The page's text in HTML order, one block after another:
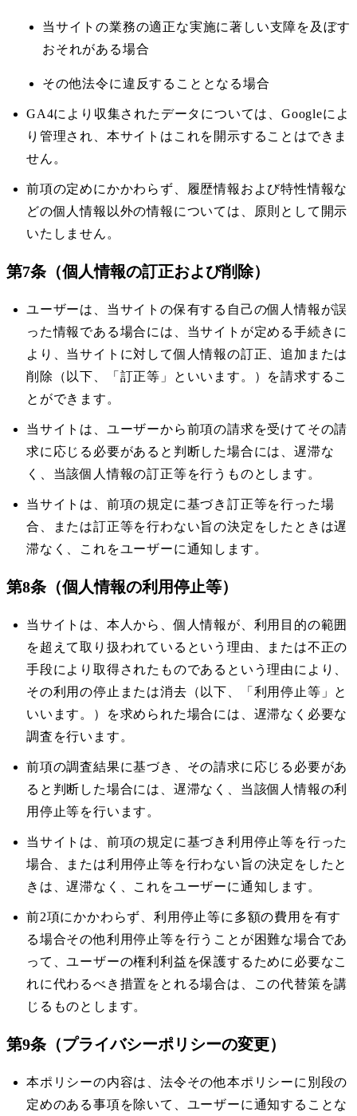
当サイトの業務の適正な実施に著しい支障を及ぼす
おそれがある場合
その他法令に違反することとなる場合
GA4により収集されたデータについては、Googleによ
り管理され、本サイトはこれを開示することはできま
せん。
前項の定めにかかわらず、履歴情報および特性情報な
どの個人情報以外の情報については、原則として開示
いたしません。
第7条（個人情報の訂正および削除）
ユーザーは、当サイトの保有する自己の個人情報が誤
った情報である場合には、当サイトが定める手続きに
より、当サイトに対して個人情報の訂正、追加または
削除（以下、「訂正等」といいます。）を請求するこ
とができます。
当サイトは、ユーザーから前項の請求を受けてその請
求に応じる必要があると判断した場合には、遅滞な
く、当該個人情報の訂正等を行うものとします。
当サイトは、前項の規定に基づき訂正等を行った場
合、または訂正等を行わない旨の決定をしたときは遅
滞なく、これをユーザーに通知します。
第8条（個人情報の利用停止等）
当サイトは、本人から、個人情報が、利用目的の範囲
を超えて取り扱われているという理由、または不正の
手段により取得されたものであるという理由により、
その利用の停止または消去（以下、「利用停止等」と
いいます。）を求められた場合には、遅滞なく必要な
調査を行います。
前項の調査結果に基づき、その請求に応じる必要があ
ると判断した場合には、遅滞なく、当該個人情報の利
用停止等を行います。
当サイトは、前項の規定に基づき利用停止等を行った
場合、または利用停止等を行わない旨の決定をしたと
きは、遅滞なく、これをユーザーに通知します。
前2項にかかわらず、利用停止等に多額の費用を有す
る場合その他利用停止等を行うことが困難な場合であ
って、ユーザーの権利利益を保護するために必要なこ
れに代わるべき措置をとれる場合は、この代替策を講
じるものとします。
第9条（プライバシーポリシーの変更）
本ポリシーの内容は、法令その他本ポリシーに別段の
定めのある事項を除いて、ユーザーに通知することな